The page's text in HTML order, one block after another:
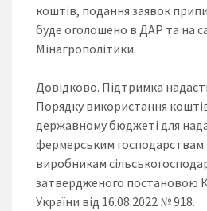
коштів, подання заявок
буде оголошено в ДАР та на
Мінагрополітики.
Довідково. Підтримка
Порядку використання
державному бюджеті для
фермерським господарствам
виробникам
затвердженого постановою
України від 16.08.2022 № 918.